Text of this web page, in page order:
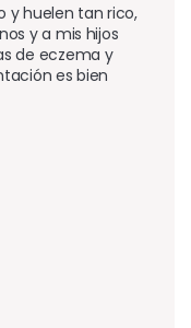
y huelen tan rico,
y a mis hijos
de eczema y
es bien